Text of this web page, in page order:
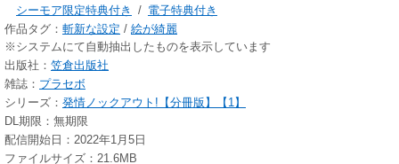
シーモア限定特典付き
/ 電子特典付き
作品タグ： 斬新な設定 / 絵が綺麗
※システムにて自動抽出したものを表示しています
出版社： 笠倉出版社
雑誌： プラセボ
シリーズ： 発情ノックアウト!【分冊版】【1】
DL期限：無期限
配信開始日：2022年1月5日
ファイルサイズ：21.6MB